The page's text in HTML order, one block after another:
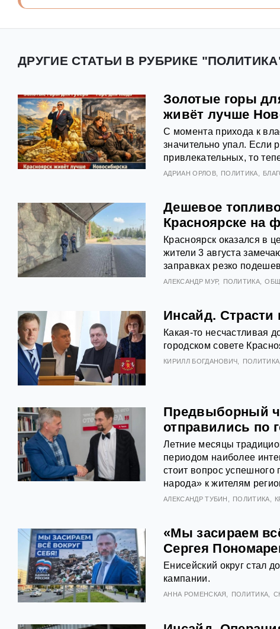
ДРУГИЕ СТАТЬИ В РУБРИКЕ
Золотые горы
живёт лучше
С момента прихода к
значительно упал. Если
привлекательных, то
АДРИАН ОРЛОВ ПОЛИТИКА
Дешевое
Красноярске на
Красноярск оказался в
жители 3 августа
заправках резко
АЛЕКСАНДР МУР ПОЛИТИКА
Инсайд. Страсти
Какая-то несчастливая
городском совете
КИРИЛЛ БОГДАНОВИЧ ПОЛИТИКА
Предвыборный
отправились по
Летние месяцы
периодом наиболее
стоит вопрос успешного
народа» к жителям
АЛЕКСАНДР ТУБИН ПОЛИТИКА
«Мы засираем
Сергея
Енисейский округ стал
кампании.
АННА РОМЕНСКАЯ ПОЛИТИКА